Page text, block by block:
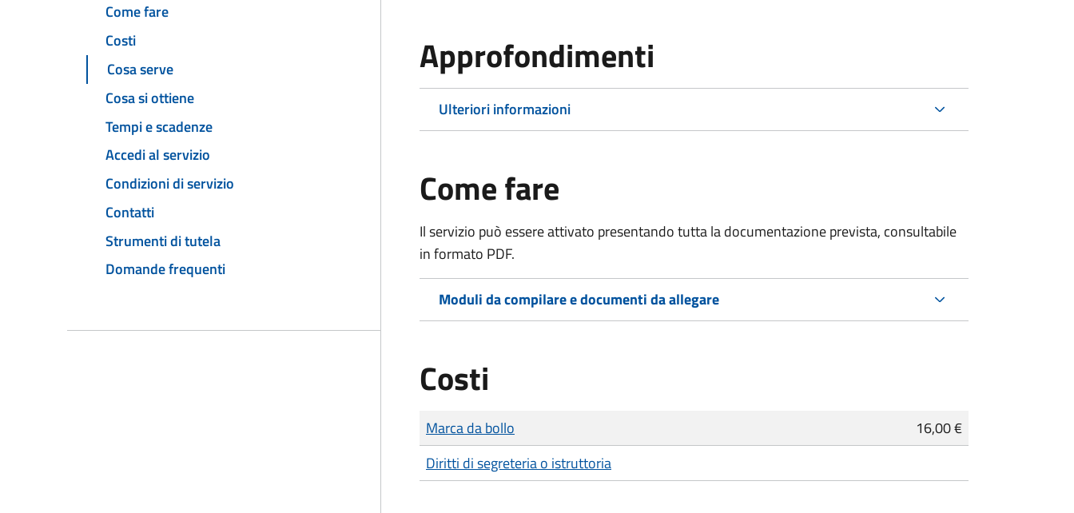
Come fare
Costi
Cosa serve
Cosa si ottiene
Tempi e scadenze
Accedi al servizio
Condizioni di servizio
Contatti
Strumenti di tutela
Domande frequenti
Approfondimenti
Ulteriori informazioni
Come fare
Il servizio può essere attivato presentando tutta la documentazione prevista, consultabile
in formato PDF.
Moduli da compilare e documenti da allegare
Costi
Tipo di pagamento
Importo
Marca da bollo
16,00 €
Diritti di segreteria o istruttoria